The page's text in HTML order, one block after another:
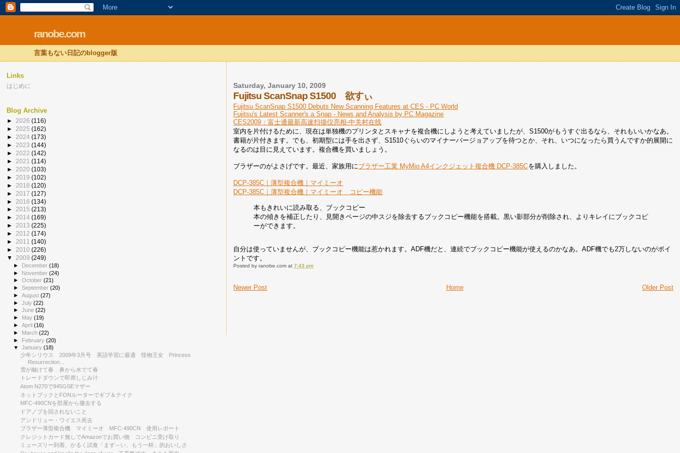
ranobe.com
言葉もない日記のblogger版
Saturday, January 10, 2009
Fujitsu ScanSnap S1500 欲すぃ
Fujitsu ScanSnap S1500 Debuts New Scanning Features at CES - PC World
Fujitsu's Latest Scanner's a Snap - News and Analysis by PC Magazine
CES2009：富士通最新高速扫描仪亮相-中关村在线
室内を片付けるために、現在は単独機のプリンタとスキャナを複合機にしようと考えていましたが、S1500がもうすぐ出るなら、それもいいかなあ。
書籍が片付きます。でも、初期型には手を出さず、S1510ぐらいのマイナーバージョアップを待つとか、それ、いつになったら買うんですか的展開に
なるのは目に見えています。複合機を買いましょう。
ブラザーのがよさげです。最近、家族用にブラザー工業 MyMio A4インクジェット複合機 DCP-385Cを購入しました。
DCP-385C｜薄型複合機｜マイミーオ
DCP-385C｜薄型複合機｜マイミーオ コピー機能
本もきれいに読み取る、ブックコピー
本の傾きを補正したり、見開きページの中スジを除去するブックコピー機能を搭載。黒い影部分が削除され、よりキレイにブックコピ
ーができます。
自分は使っていませんが、ブックコピー機能は惹かれます。ADF機だと、連続でブックコピー機能が使えるのかなあ。ADF機でも2万しないのがポイ
ントです。
Posted byranobe.com at7:43 pm
Newer Post Older Post
Home
Links
はじめに
Blog Archive
► 2026 (116)
► 2025 (162)
► 2024 (173)
► 2023 (144)
► 2022 (142)
► 2021 (114)
► 2020 (103)
► 2019 (102)
► 2018 (120)
► 2017 (127)
► 2016 (134)
► 2015 (213)
► 2014 (169)
► 2013 (225)
► 2012 (174)
► 2011 (140)
► 2010 (226)
▼ 2009 (249)
► December(18)
► November(24)
►October(21)
►September(20)
►August(27)
►July(22)
►June(22)
►
May(19)
►April(16)
► March(22)
► February(20)
▼January(18)
少年シリウス 2009年3月号 英語学習に最適 怪物王女 Princess
Resurrection...
雪が融けて春 鼻から水でて春
トレードダウンで即席しじみ汁
Atom N270で945GSEマザー
ネットブックとFONルーターでギブ＆テイク
MFC-490CNを部屋から撤去する
ドアノブを回されないこと
アンドリュー・ワイエス死去
ブラザー薄型複合機 マイミーオ MFC-490CN 使用レポート
クレジットカード無しでAmazonでお買い物 コンビニ受け取り
ミューズリー到着、かるく試食「まず～い、もう一杯」的おいしさ